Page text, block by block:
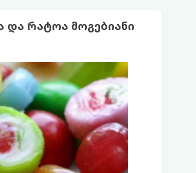
და რატოა მოგებიანი